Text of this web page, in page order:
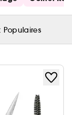
Populaires